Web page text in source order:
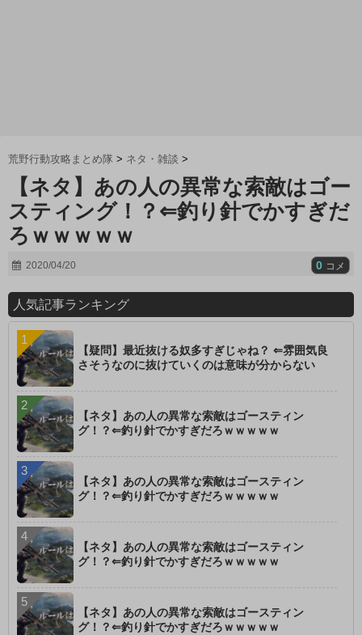
荒野行動攻略まとめ隊 > ネタ・雑談 >
【ネタ】あの人の異常な索敵はゴー
スティング！？⇐釣り針でかすぎだ
ろｗｗｗｗｗ
2020/04/20 0 コメ
人気記事ランキング
【疑問】最近抜ける奴多すぎじゃね？ ⇐雰囲気良
さそうなのに抜けていくのは意味が分からない
【ネタ】あの人の異常な索敵はゴースティン
グ！？⇐釣り針でかすぎだろｗｗｗｗｗ
【ネタ】あの人の異常な索敵はゴースティン
グ！？⇐釣り針でかすぎだろｗｗｗｗｗ
【ネタ】あの人の異常な索敵はゴースティン
グ！？⇐釣り針でかすぎだろｗｗｗｗｗ
【ネタ】あの人の異常な索敵はゴースティン
グ！？⇐釣り針でかすぎだろｗｗｗｗｗ